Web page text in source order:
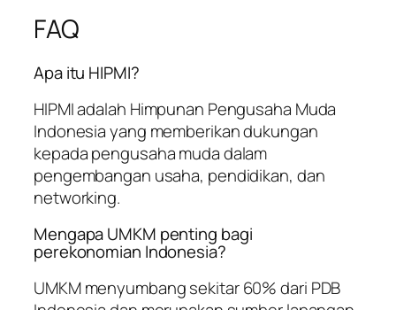
FAQ
Apa itu HIPMI?
HIPMI adalah Himpunan Pengusaha Muda
Indonesia yang memberikan dukungan
kepada pengusaha muda dalam
pengembangan usaha, pendidikan, dan
networking.
Mengapa UMKM penting bagi
perekonomian Indonesia?
UMKM menyumbang sekitar 60% dari PDB